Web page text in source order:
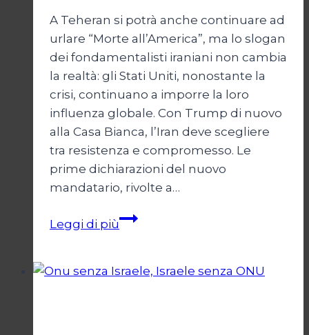
A Teheran si potrà anche continuare ad
urlare “Morte all’America”, ma lo slogan
dei fondamentalisti iraniani non cambia
la realtà: gli Stati Uniti, nonostante la
crisi, continuano a imporre la loro
influenza globale. Con Trump di nuovo
alla Casa Bianca, l’Iran deve scegliere
tra resistenza e compromesso. Le
prime dichiarazioni del nuovo
mandatario, rivolte a…
Leggi di piùTrump
bivio